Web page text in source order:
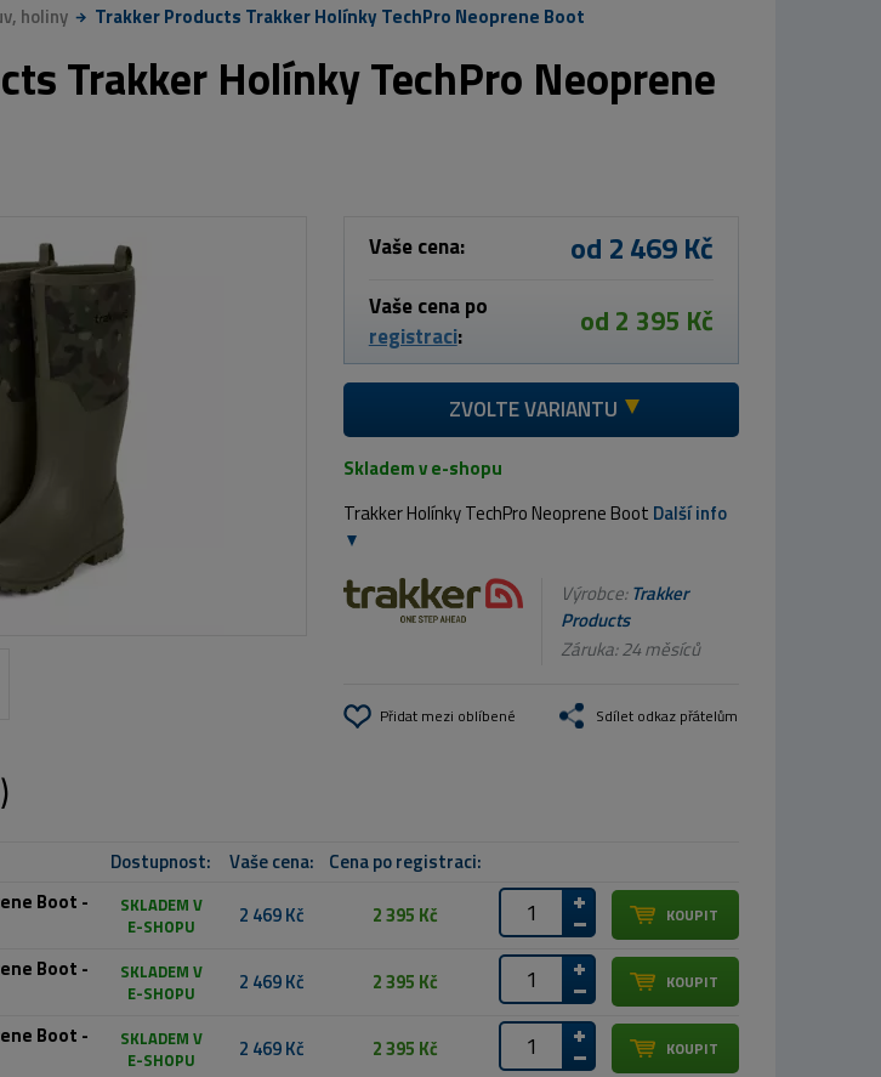
holiny Trakker Products Trakker Holínky TechPro Neoprene Boot
Trakker Holínky TechPro Neoprene
Vaše cena: od 2 469 Kč
Vaše cena po
registraci: od 2 395 Kč
ZVOLTE VARIANTU
Skladem v e-shopu
Trakker Holínky TechPro Neoprene Boot Další info
Výrobce:Trakker
Products
Záruka: 24 měsíců
Přidat mezi oblíbené Sdílet odkaz přátelům
Dostupnost: Vaše cena:
Cena po registraci:
Boot -
SKLADEM V
E-SHOPU
2 469 Kč
2 395 Kč
Boot -
SKLADEM V
E-SHOPU
2 469 Kč
2 395 Kč
Boot -
SKLADEM V
E-SHOPU
2 469 Kč
2 395 Kč